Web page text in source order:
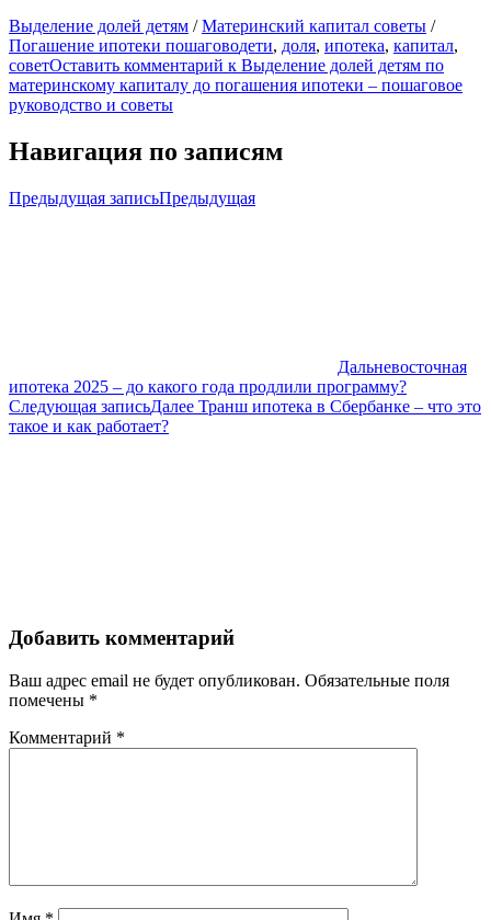
Выделение долей детям /Материнский капитал советы /
Погашение ипотеки пошаговодети, доля, ипотека, капитал,
советОставить комментарий к Выделение долей детям по
материнскому капиталу до погашения ипотеки – пошаговое
руководство и советы
Навигация по записям
Предыдущая записьПредыдущая
Дальневосточная
ипотека 2025 – до какого года продлили программу?
Следующая записьДалее Транш ипотека в Сбербанке – что это
такое и как работает?
Добавить комментарий
Ваш адрес email не будет опубликован. Обязательные поля
помечены *
Комментарий *